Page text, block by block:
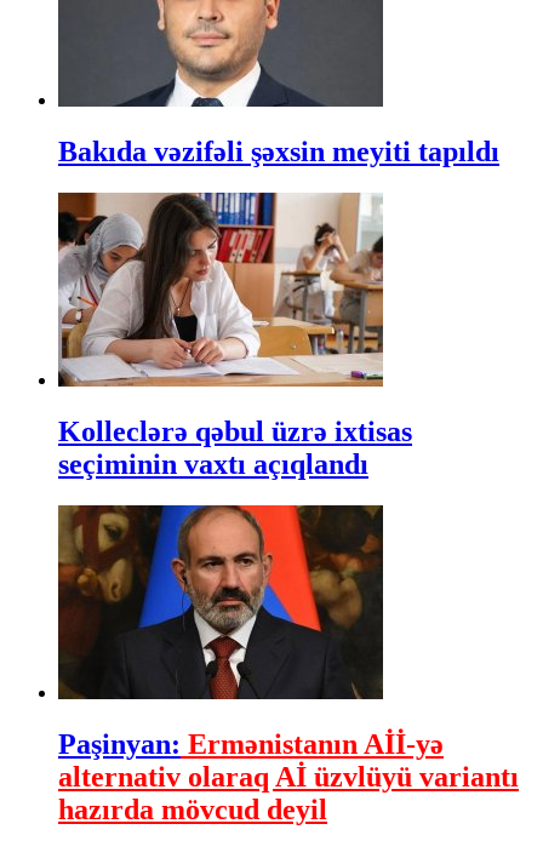
Bakıda vəzifəli şəxsin meyiti tapıldı
Kolleclərə qəbul üzrə ixtisas
seçiminin vaxtı açıqlandı
Paşinyan: Ermənistanın Aİİ-yə
alternativ olaraq Aİ üzvlüyü variantı
hazırda mövcud deyil